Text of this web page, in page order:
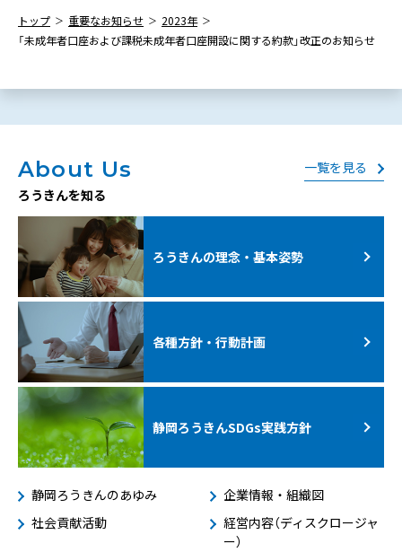
トップ 重要なお知らせ
2023年
「未成年者口座および課税未成年者口座開設に関する約款」改正のお知らせ
About Us
ろうきんを知る
一覧を見る
ろうきんの理念・基本姿勢
各種方針・行動計画
静岡ろうきんSDGs実践方針
静岡ろうきんのあゆみ
企業情報・組織図
社会貢献活動
経営内容（ディスクロージャ
ー）